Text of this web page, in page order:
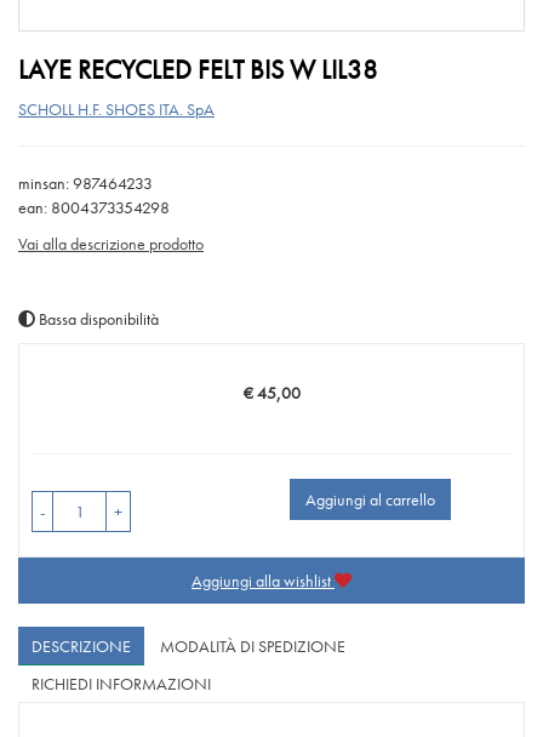
LAYE RECYCLED FELT BIS W LIL38
SCHOLL H.F. SHOES ITA. SpA
minsan: 987464233
ean: 8004373354298
Vai alla descrizione prodotto
Bassa disponibilità
Prezzo
€ 45,00
- +
Aggiungi al carrello
Aggiungi alla wishlist
DESCRIZIONE
MODALITÀ DI SPEDIZIONE
RICHIEDI INFORMAZIONI